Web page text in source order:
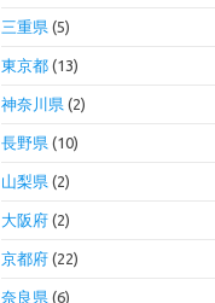
三重県(5)
東京都(13)
神奈川県(2)
長野県(10)
山梨県(2)
大阪府(2)
京都府(22)
奈良県(6)